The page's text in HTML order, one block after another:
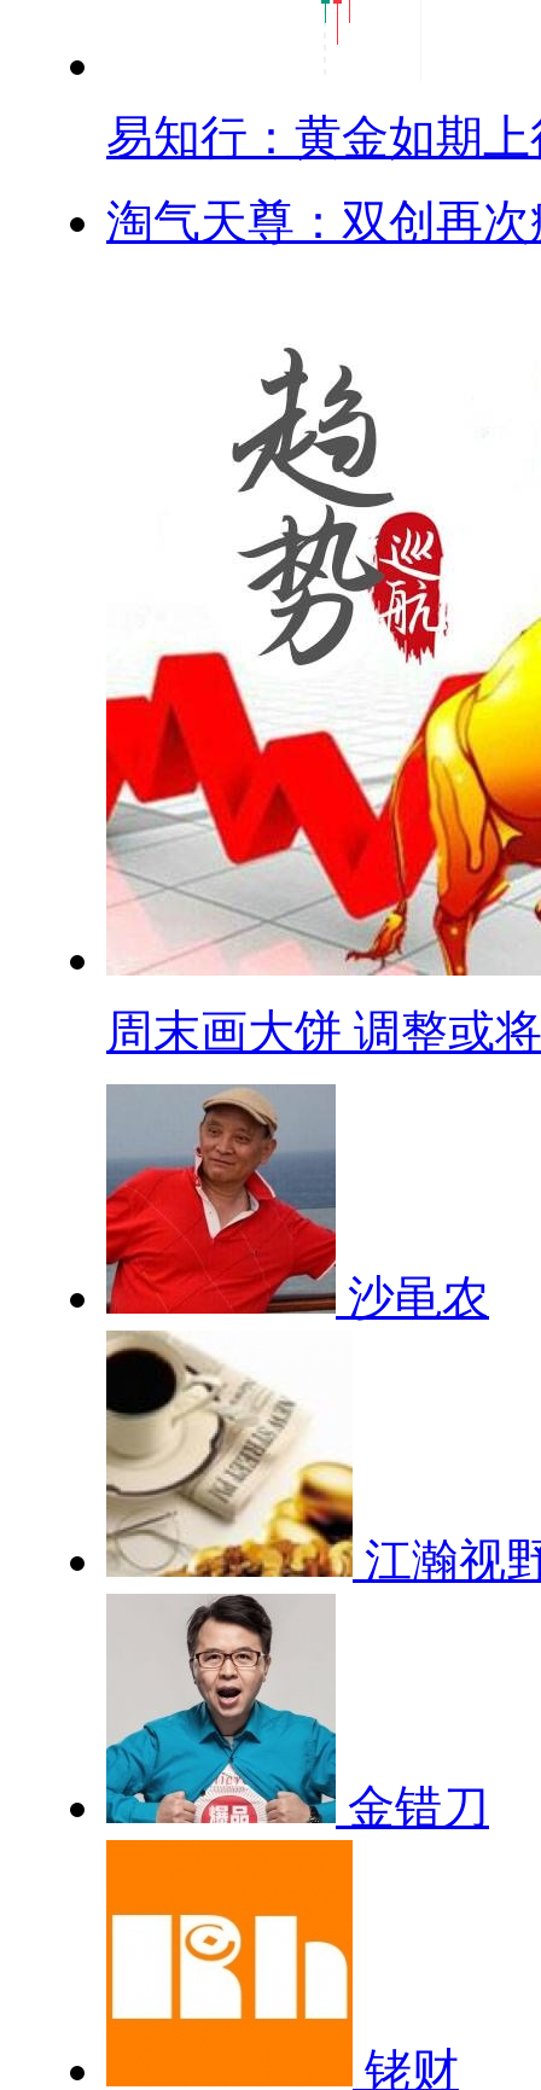
易知行：黄金如期上
淘气天尊：双创再
周末画大饼 调整或
沙黾农
江瀚视
金错刀
铑财